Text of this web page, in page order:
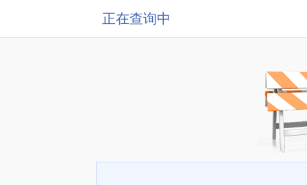
正在查询中